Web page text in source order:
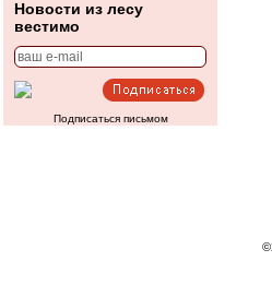
Новости из лесу
вестимо
Подписаться письмом